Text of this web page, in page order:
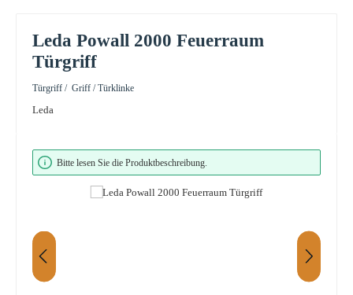
Leda Powall 2000 Feuerraum
Türgriff
Türgriff / Griff / Türklinke
Leda
Bildergalerie überspringen
Bitte lesen Sie die Produktbeschreibung.